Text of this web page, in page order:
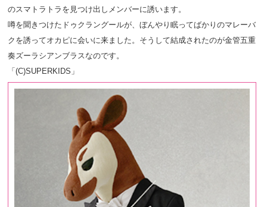
のスマトラトラを見つけ出しメンバーに誘います。
噂を聞きつけたドゥクラングールが、ぼんやり眠ってばかりのマレーバ
クを誘ってオカピに会いに来ました。そうして結成されたのが金管五重
奏ズーラシアンブラスなのです。
「(C)SUPERKIDS」